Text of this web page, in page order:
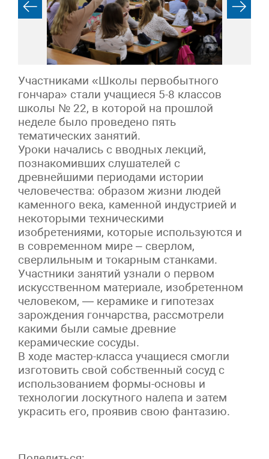
Участниками «Школы первобытного
гончара» стали учащиеся 5-8 классов
школы № 22, в которой на прошлой
неделе было проведено пять
тематических занятий.
Уроки начались с вводных лекций,
познакомивших слушателей с
древнейшими периодами истории
человечества: образом жизни людей
каменного века, каменной индустрией и
некоторыми техническими
изобретениями, которые используются и
в современном мире – сверлом,
сверлильным и токарным станками.
Участники занятий узнали о первом
искусственном материале, изобретенном
человеком, — керамике и гипотезах
зарождения гончарства, рассмотрели
какими были самые древние
керамические сосуды.
В ходе мастер-класса учащиеся смогли
изготовить свой собственный сосуд с
использованием формы-основы и
технологии лоскутного налепа и затем
украсить его, проявив свою фантазию.